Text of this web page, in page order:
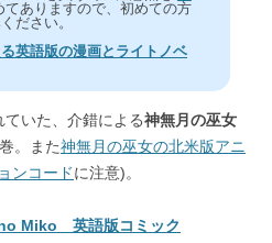
てありますので、初めての方
ださい。
英語版の漫画とライトノベ
いた、介錯による神無月の巫女
。また神無月の巫女の北米版アニ
ンコードに注意)。
Miko 英語版コミック